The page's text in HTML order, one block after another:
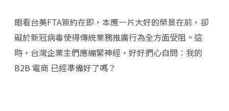
眼看台美FTA簽約在即，本應一片大好的榮景在前，卻
礙於新冠病毒使得傳統業務推廣行為全方面受阻。這
時，台灣企業主們應繃緊神經，好好捫心自問：我的
B2B 電商 已經準備好了嗎？